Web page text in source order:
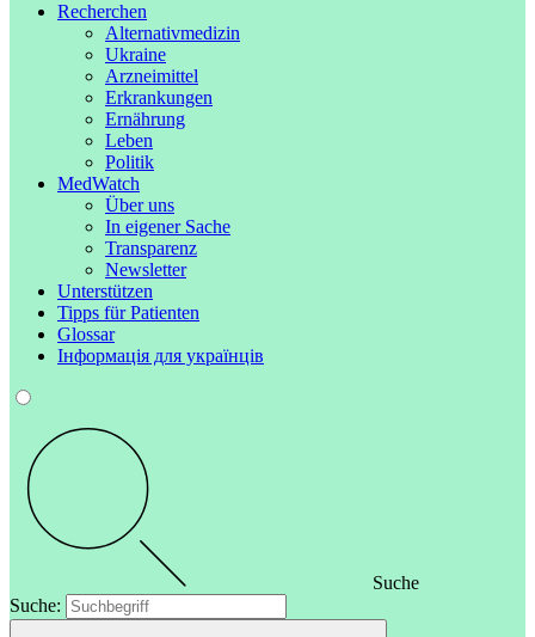
Recherchen
Alternativmedizin
Ukraine
Arzneimittel
Erkrankungen
Ernährung
Leben
Politik
MedWatch
Über uns
In eigener Sache
Transparenz
Newsletter
Unterstützen
Tipps für Patienten
Glossar
Інформація для українців
Suche
Suche: